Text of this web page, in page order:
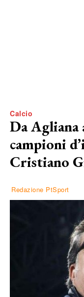
Calcio
Da
campioni
Cristiano
Redazione PtSport